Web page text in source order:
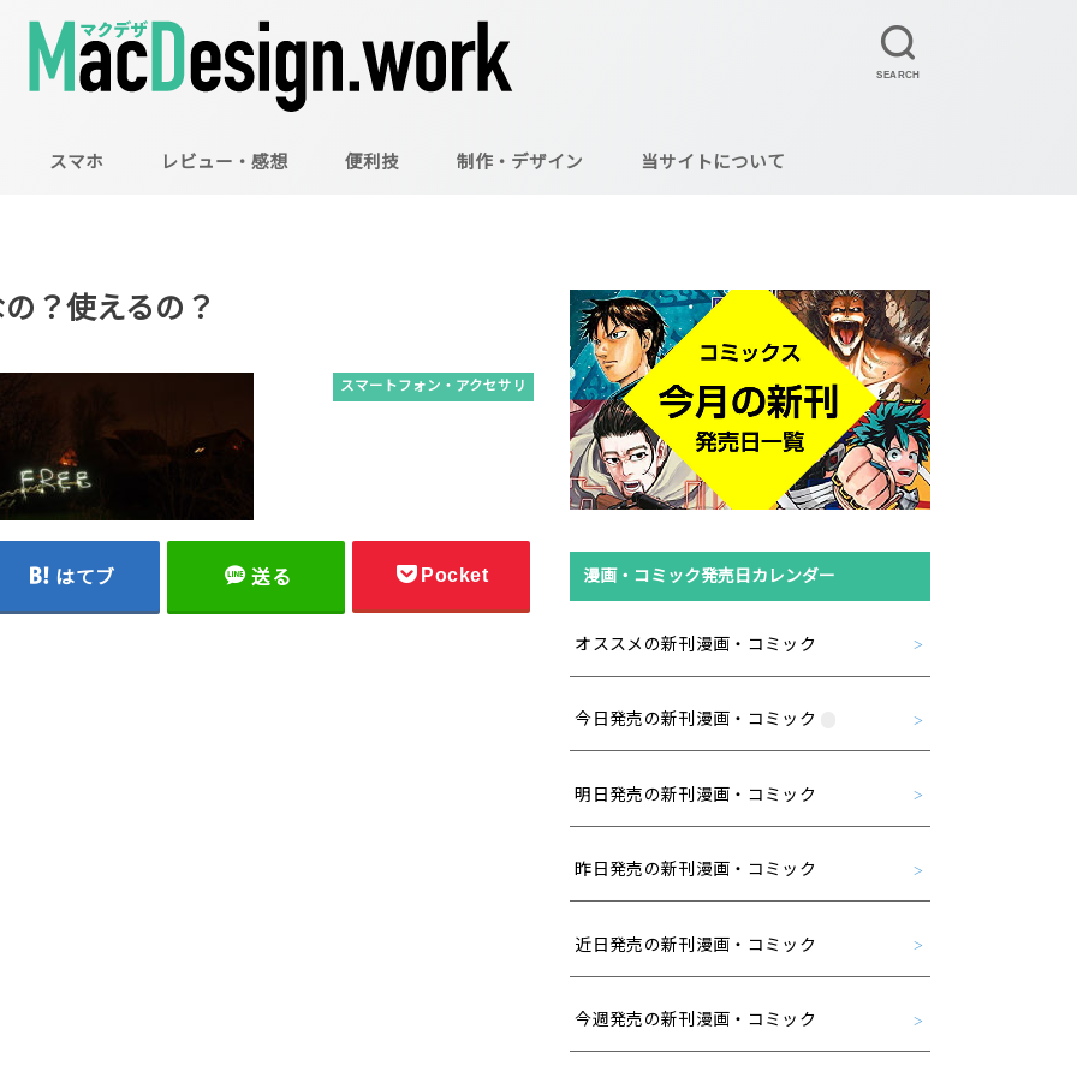
SEARCH
スマホ レビュー・感想 便利技 制作・デザイン 当サイトについて
？使えるの？
スマートフォン・アクセサリ
はてブ 送る Pocket 漫画・コミック発売日カレンダー
オススメの新刊漫画・コミック
今日発売の新刊漫画・コミック
明日発売の新刊漫画・コミック
昨日発売の新刊漫画・コミック
近日発売の新刊漫画・コミック
今週発売の新刊漫画・コミック